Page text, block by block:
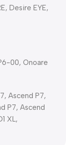
Desire EYE,
00, Onoare
Ascend P7,
P7, Ascend
XL,